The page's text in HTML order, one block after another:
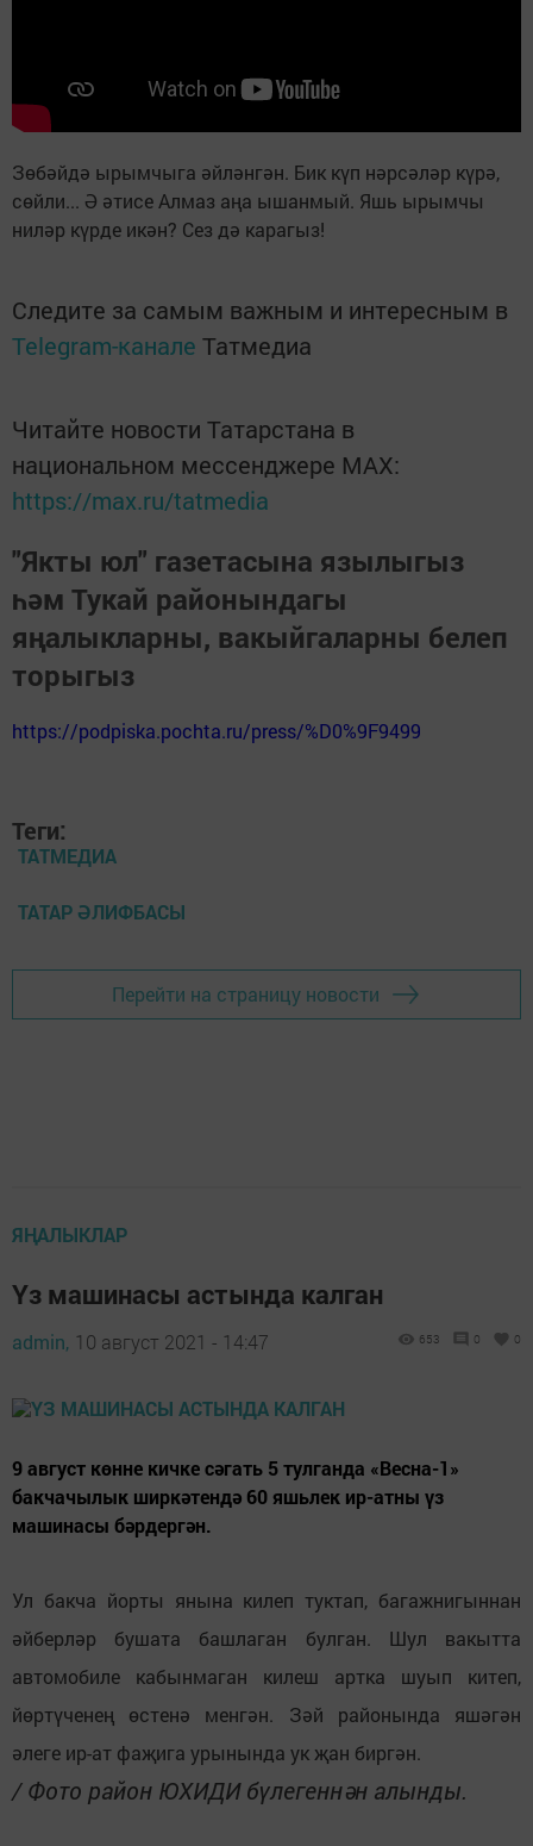
Зөбәйдә ырымчыга әйләнгән. Бик күп нәрсәләр күрә,
сөйли... Ә әтисе Алмаз аңа ышанмый. Яшь ырымчы
ниләр күрде икән? Сез дә карагыз!
Следите за самым важным и интересным в
Telegram-канале Татмедиа
Читайте новости Татарстана в
национальном мессенджере MАХ:
https://max.ru/tatmedia
"Якты юл" газетасына язылыгыз
һәм Тукай районындагы
яңалыкларны, вакыйгаларны белеп
торыгыз
https://podpiska.pochta.ru/press/%D0%9F9499
Теги:
ТАТМЕДИА
ТАТАР ӘЛИФБАСЫ
Перейти на страницу новости
ЯҢАЛЫКЛАР
Үз машинасы астында калган
admin, 10 август 2021 - 14:47 653 0 0
9 август көнне кичке сәгать 5 тулганда «Весна-1»
бакчачылык ширкәтендә 60 яшьлек ир-атны үз
машинасы бәрдергән.
Ул бакча йорты янына килеп туктап, багажнигыннан
әйберләр бушата башлаган булган. Шул вакытта
автомобиле кабынмаган килеш артка шуып китеп,
йөртүченең өстенә менгән. Зәй районында яшәгән
әлеге ир-ат фаҗига урынында ук җан биргән.
/ Фото район ЮХИДИ бүлегеннән алынды.